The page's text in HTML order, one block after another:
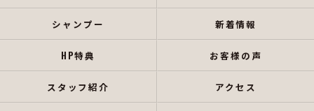
シャンプー 新着情報
HP特典 お客様の声
スタッフ紹介 アクセス